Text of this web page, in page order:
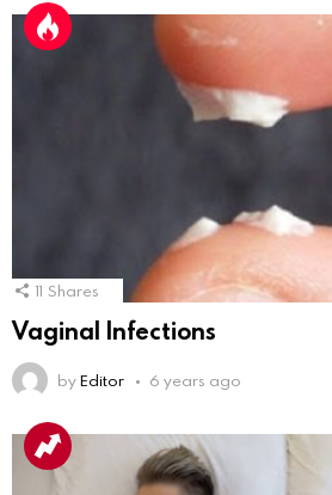
11 Shares
Vaginal Infections
byEditor 6 years ago